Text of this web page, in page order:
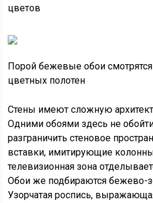
цветов
Порой бежевые обои смотрятся
цветных полотен
Стены имеют сложную
Одними обоями здесь не
разграничить стеновое
вставки, имитирующие
телевизионная зона
Обои же подбираются бежево-
Узорчатая роспись,